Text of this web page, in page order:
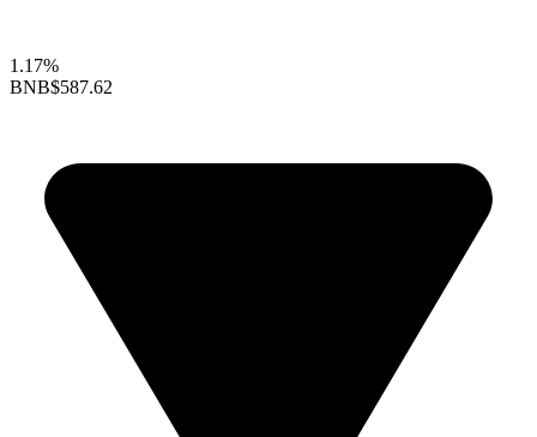
1.17%
BNB$587.62